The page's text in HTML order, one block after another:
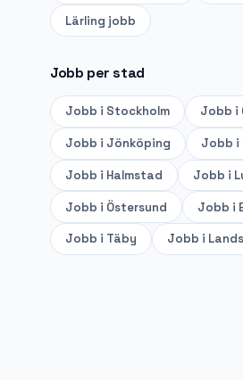
Lärling jobb
Jobb per stad
Jobb i Stockholm Jobb i
Jobb i Jönköping Jobb i
Jobb i Halmstad Jobb i
Jobb i Östersund Jobb i
Jobb i Täby Jobb i